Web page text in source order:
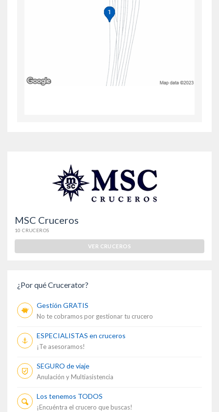
MSC Cruceros
10 CRUCEROS
VER CRUCEROS
¿Por qué Crucerator?
Gestión GRATIS
No te cobramos por gestionar tu crucero
ESPECIALISTAS en cruceros
¡Te asesoramos!
SEGURO de viaje
Anulación y Multiasistencia
Los tenemos TODOS
¡Encuéntra el crucero que buscas!